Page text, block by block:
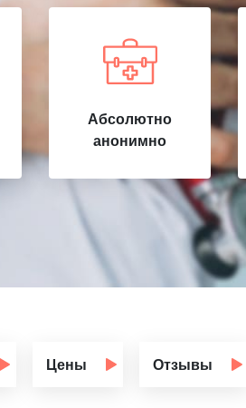
Абсолютно
анонимно
Цены Отзывы